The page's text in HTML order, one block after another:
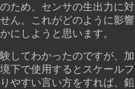
ため、センサの生出力に
ん。これがどのように影
にしようと思います。
してわかったのですが、
下で使用するとスケール
やすい言い方をすれば、